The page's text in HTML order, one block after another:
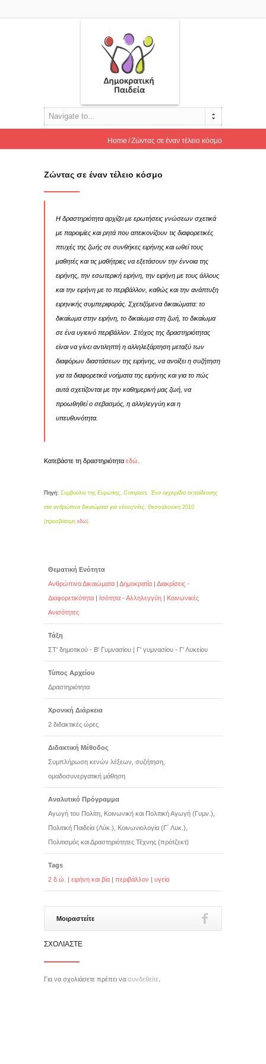
Navigate to...
Home Ζώντας σε έναν τέλειο κόσμο
Ζώντας σε έναν τέλειο κόσμο
Η δραστηριότητα αρχίζει με ερωτήσεις γνώσεων σχετικά
με παροιμίες και ρητά που απεικονίζουν τις διαφορετικές
πτυχές της ζωής σε συνθήκες ειρήνης και ωθεί τους
μαθητές και τις μαθήτριες να εξετάσουν την έννοια της
ειρήνης, την εσωτερική ειρήνη, την ειρήνη με τους άλλους
και την ειρήνη με το περιβάλλον, καθώς και την ανάπτυξη
ειρηνικής συμπεριφοράς. Σχετιζόμενα δικαιώματα: το
δικαίωμα στην ειρήνη, το δικαίωμα στη ζωή, το δικαίωμα
σε ένα υγιεινό περιβάλλον. Στόχος της δραστηριότητας
είναι να γίνει αντιληπτή η αλληλεξάρτηση μεταξύ των
διαφόρων διαστάσεων της ειρήνης, να ανοίξει η συζήτηση
για τα διαφορετικά νοήματα της ειρήνης και για το πώς
αυτά σχετίζονται με την καθημερινή μας ζωή, να
προωθηθεί ο σεβασμός, η αλληλεγγύη και η
υπευθυνότητα.
Κατεβάστε τη δραστηριότητα εδώ
Πηγή: Συμβούλιο της Ευρώπης, Compass. Ένα εγχειρίδιο εκπαίδευσης
στα ανθρώπινα δικαιώματα για νέους/νέες, Θεσσαλονίκη 2010
(προσβάσιμη εδώ).
Θεματική Ενότητα
Ανθρώπινα Δικαιώματα | Δημοκρατία | Διακρίσεις -
Διαφορετικότητα | Ισότητα - Αλληλεγγύη | Κοινωνικές
Ανισότητες
Τάξη
ΣΤ' δημοτικού - Β' Γυμνασίου | Γ' γυμνασίου - Γ' Λυκείου
Τύπος Αρχείου
Δραστηριότητα
Χρονική Διάρκεια
2 διδακτικές ώρες
Διδακτική Μέθοδος
Συμπλήρωση κενών λέξεων, συζήτηση,
ομαδοσυνεργατική μάθηση
Αναλυτικό Πρόγραμμα
Αγωγή του Πολίτη, Κοινωνική και Πολιτική Αγωγή (Γυμν.),
Πολιτική Παιδεία (Λύκ.), Κοινωνιολογία (Γ΄ Λυκ.),
Πολιτισμός και Δραστηριότητες Τέχνης (πρότζεκτ)
Tags
2 δ.ώ.
| ειρήνη και βία | περιβάλλον | υγεία
Μοιραστείτε
ΣΧΟΛΙΆΣΤΕ
Για να σχολιάσετε πρέπει να συνδεθείτε